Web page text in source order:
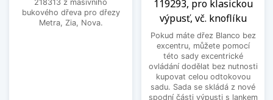
218313 z masivního
bukového dřeva pro dřezy
Metra, Zia, Nova.
119293, pro klasickou
výpusť, vč. knoflíku
Pokud máte dřez Blanco bez
excentru, můžete pomocí
této sady excentrické
ovládání dodělat bez nutnosti
kupovat celou odtokovou
sadu. Sada se skládá z nové
spodní části výpusti s lankem